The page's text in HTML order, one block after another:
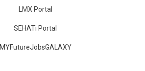
LMX Portal
SEHATi Portal
MYFutureJobsGALAXY